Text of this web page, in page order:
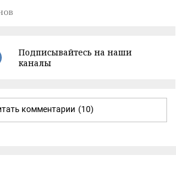
Подписывайтесь на наши
каналы
комментарии (10)